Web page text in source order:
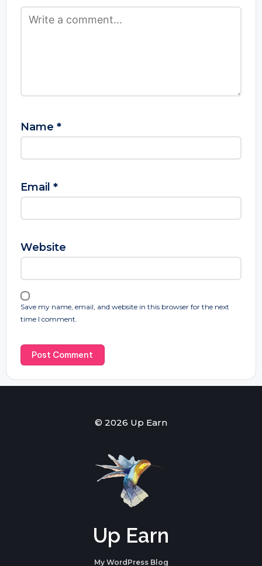
Name *
Email *
Website
Save my name, email, and website in this browser for the next
time I comment.
© 2026 Up Earn
Up Earn
My WordPress Blog